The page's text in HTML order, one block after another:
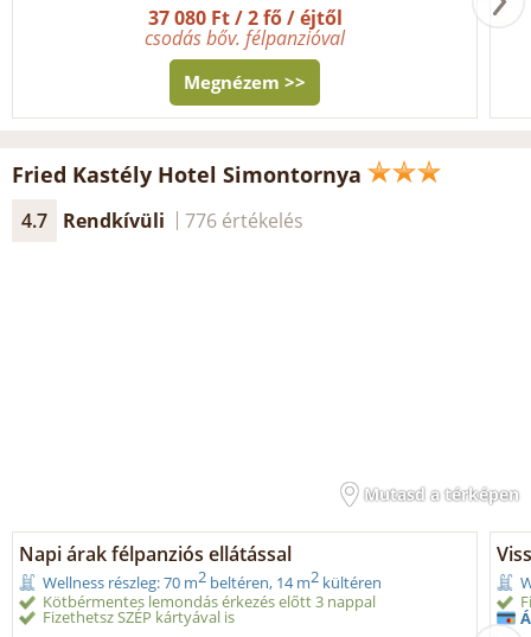
37 080 Ft / 2 fő / éjtől
csodás bőv. félpanzióval
Megnézem >>
Fried Kastély Hotel Simontornya
4.7 Rendkívüli 776 értékelés
Mutasd a térképen
Napi árak félpanziós ellátással
Wellness részleg: 70 m2 beltéren, 14 m2 kültéren
Kötbérmentes lemondás érkezés előtt 3 nappal
Fizethetsz SZÉP kártyával is